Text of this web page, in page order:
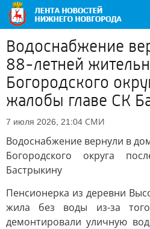
Водоснабжение
88-летней
Богородского
жалобы главе СК
7 июля 2026, 21:04 СМИ
Водоснабжение вернули в
Богородского округа
Бастрыкину
Пенсионерка из деревни
жила без воды из-за
демонтировали уличную